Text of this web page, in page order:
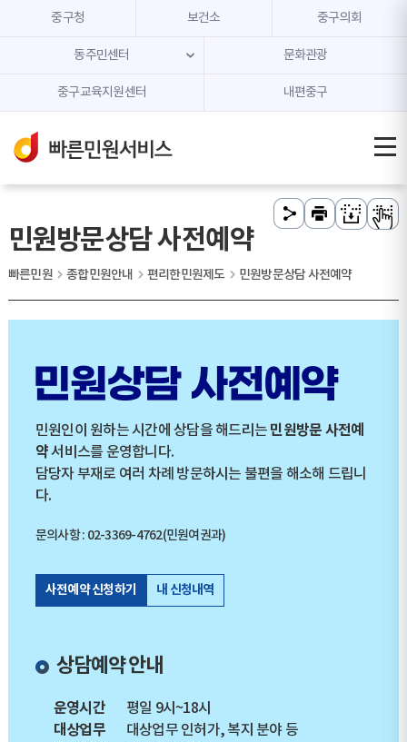
본문 내용 바로가기
주메뉴 바로가기
중구청 보건소 중구의회
동주민센터 문화관광
중구교육지원센터 내편중구
민원방문상담 사전예약
빠른민원 종합민원안내 편리한민원제도 민원방문상담 사전예약
민원인이 원하는 시간에 상담을 해드리는 민원방문 사전예
약서비스를 운영합니다.
담당자 부재로 여러 차례 방문하시는 불편을 해소해 드립니
다.
문의사항 : 02-3369-4762(민원여권과)
사전예약 신청하기 내 신청내역
상담예약 안내
운영시간 평일 9시~18시
대상업무 대상업무 인허가, 복지 분야 등